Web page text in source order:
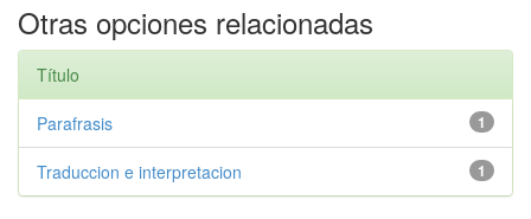
Otras opciones relacionadas
Título
1
Parafrasis
1
Traduccion e interpretacion